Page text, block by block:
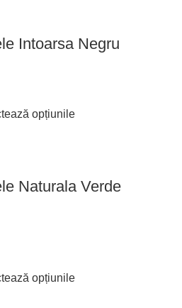
Intoarsa Negru
opțiunile
Naturala Verde
opțiunile